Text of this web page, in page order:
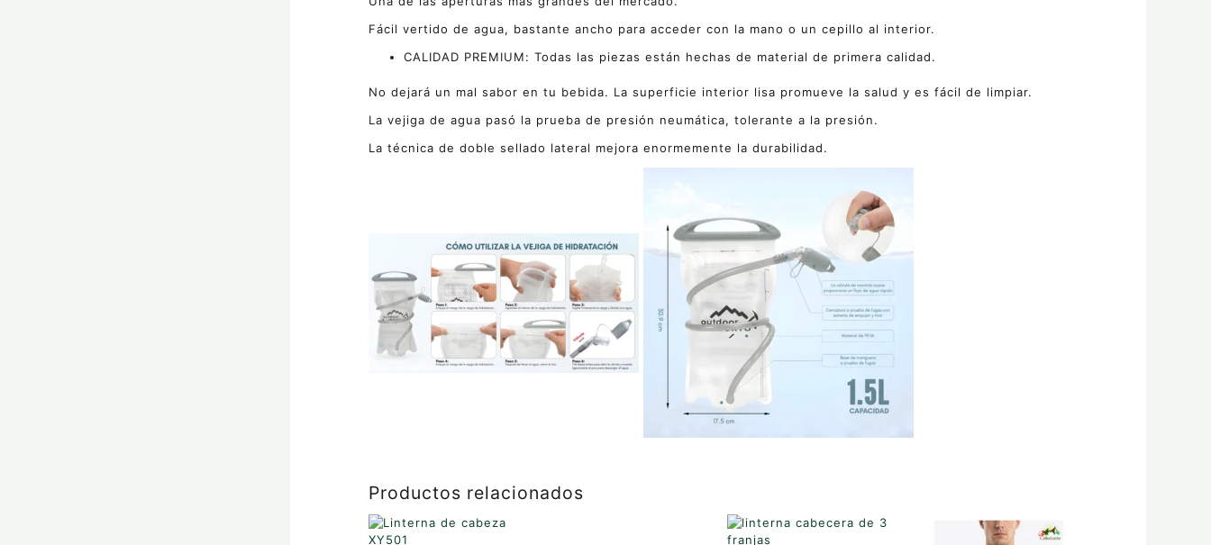
Fácil vertido de agua, bastante ancho para acceder con la mano o un cepillo al interior.
CALIDAD PREMIUM: Todas las piezas están hechas de material de primera calidad.
No dejará un mal sabor en tu bebida. La superficie interior lisa promueve la salud y es fácil de limpiar.
La vejiga de agua pasó la prueba de presión neumática, tolerante a la presión.
La técnica de doble sellado lateral mejora enormemente la durabilidad.
Productos relacionados